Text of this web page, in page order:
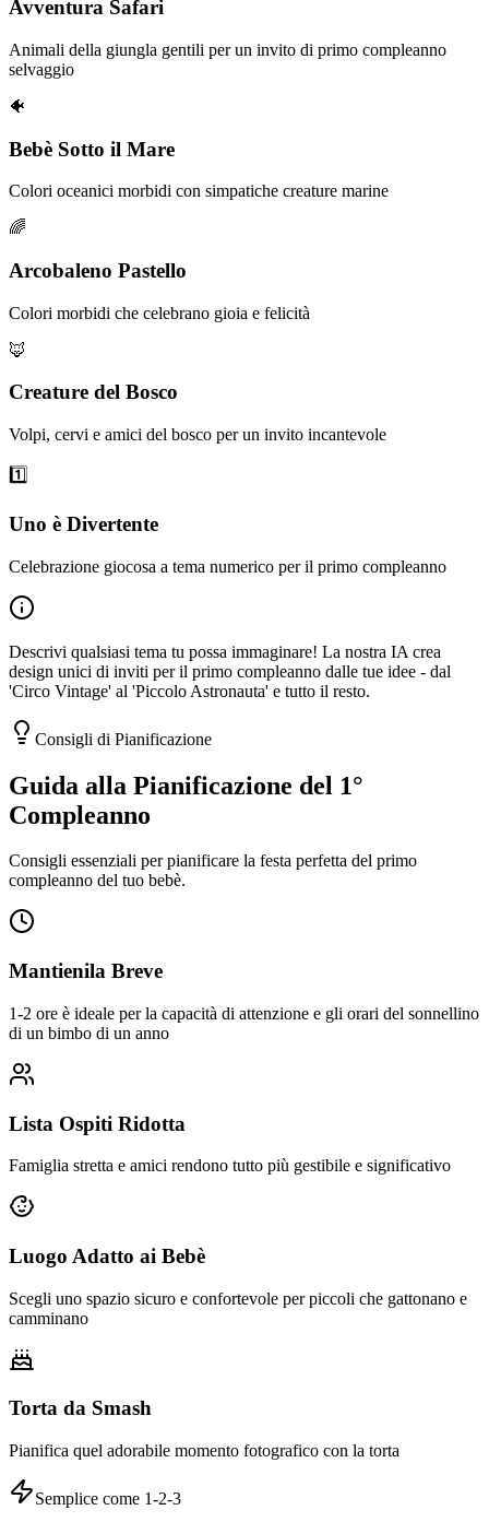
Avventura Safari
Animali della giungla gentili per un invito di primo compleanno
selvaggio
🐠
Bebè Sotto il Mare
Colori oceanici morbidi con simpatiche creature marine
🌈
Arcobaleno Pastello
Colori morbidi che celebrano gioia e felicità
🦊
Creature del Bosco
Volpi, cervi e amici del bosco per un invito incantevole
1️⃣
Uno è Divertente
Celebrazione giocosa a tema numerico per il primo compleanno
Descrivi qualsiasi tema tu possa immaginare! La nostra IA crea
design unici di inviti per il primo compleanno dalle tue idee - dal
'Circo Vintage' al 'Piccolo Astronauta' e tutto il resto.
Consigli di Pianificazione
Guida alla Pianificazione del 1°
Compleanno
Consigli essenziali per pianificare la festa perfetta del primo
compleanno del tuo bebè.
Mantienila Breve
1-2 ore è ideale per la capacità di attenzione e gli orari del sonnellino
di un bimbo di un anno
Lista Ospiti Ridotta
Famiglia stretta e amici rendono tutto più gestibile e significativo
Luogo Adatto ai Bebè
Scegli uno spazio sicuro e confortevole per piccoli che gattonano e
camminano
Torta da Smash
Pianifica quel adorabile momento fotografico con la torta
Semplice come 1-2-3